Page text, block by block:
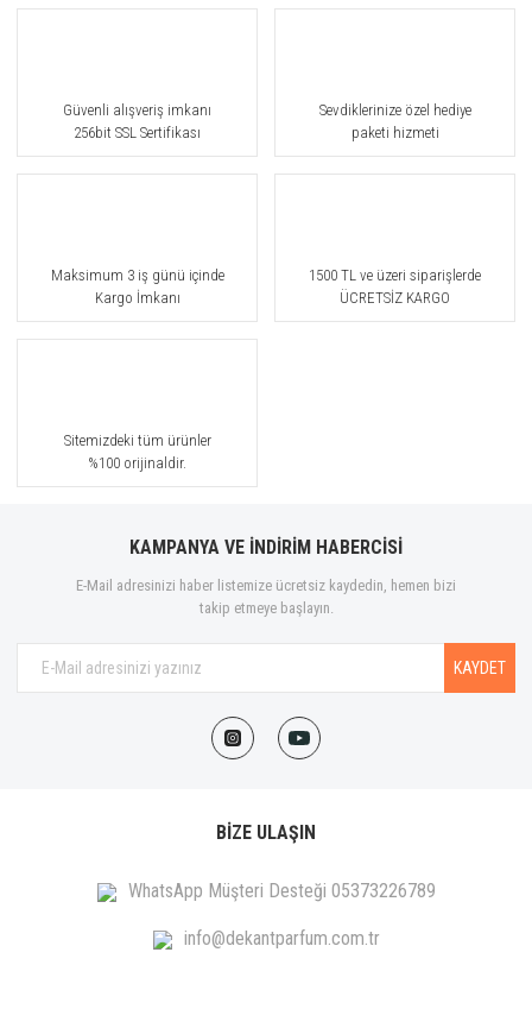
Güvenli alışveriş imkanı
256bit SSL Sertifikası
Sevdiklerinize özel hediye
paketi hizmeti
Maksimum 3 iş günü içinde
Kargo İmkanı
1500 TL ve üzeri siparişlerde
ÜCRETSİZ KARGO
Sitemizdeki tüm ürünler
%100 orijinaldir.
KAMPANYA VE İNDİRİM HABERCİSİ
E-Mail adresinizi haber listemize ücretsiz kaydedin, hemen bizi
takip etmeye başlayın.
KAYDET
BİZE ULAŞIN
WhatsApp Müşteri Desteği 05373226789
info@dekantparfum.com.tr